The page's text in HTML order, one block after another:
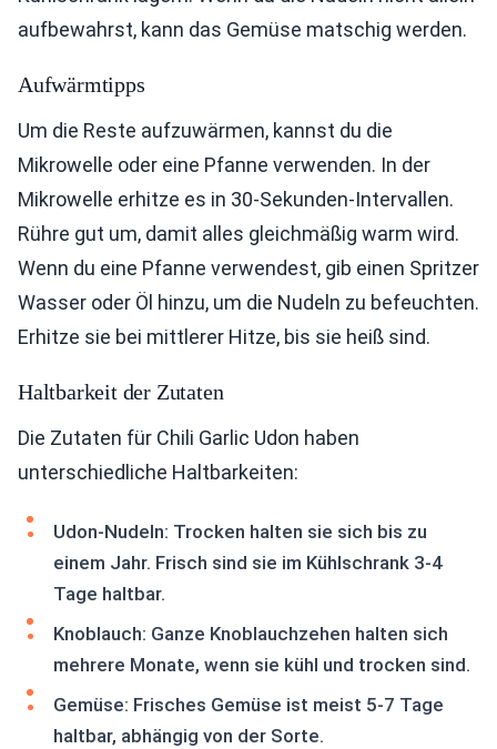
aufbewahrst, kann das Gemüse matschig werden.
Aufwärmtipps
Um die Reste aufzuwärmen, kannst du die
Mikrowelle oder eine Pfanne verwenden. In der
Mikrowelle erhitze es in 30-Sekunden-Intervallen.
Rühre gut um, damit alles gleichmäßig warm wird.
Wenn du eine Pfanne verwendest, gib einen Spritzer
Wasser oder Öl hinzu, um die Nudeln zu befeuchten.
Erhitze sie bei mittlerer Hitze, bis sie heiß sind.
Haltbarkeit der Zutaten
Die Zutaten für Chili Garlic Udon haben
unterschiedliche Haltbarkeiten:
Udon-Nudeln: Trocken halten sie sich bis zu
einem Jahr. Frisch sind sie im Kühlschrank 3-4
Tage haltbar.
Knoblauch: Ganze Knoblauchzehen halten sich
mehrere Monate, wenn sie kühl und trocken sind.
Gemüse: Frisches Gemüse ist meist 5-7 Tage
haltbar, abhängig von der Sorte.